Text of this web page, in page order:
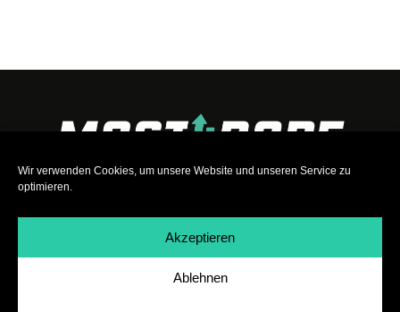
Wir verwenden Cookies, um unsere Website und unseren Service zu
optimieren.
Akzeptieren
Ablehnen
Datenschutz|Teilnahmebedingungen